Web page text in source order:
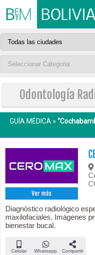
Odontología
GUÍA MÉDICA »
Ver más
Diagnóstico radiológico
maxilofaciales. Imágenes
bienestar bucal.
Celular Whatsapp Compartir